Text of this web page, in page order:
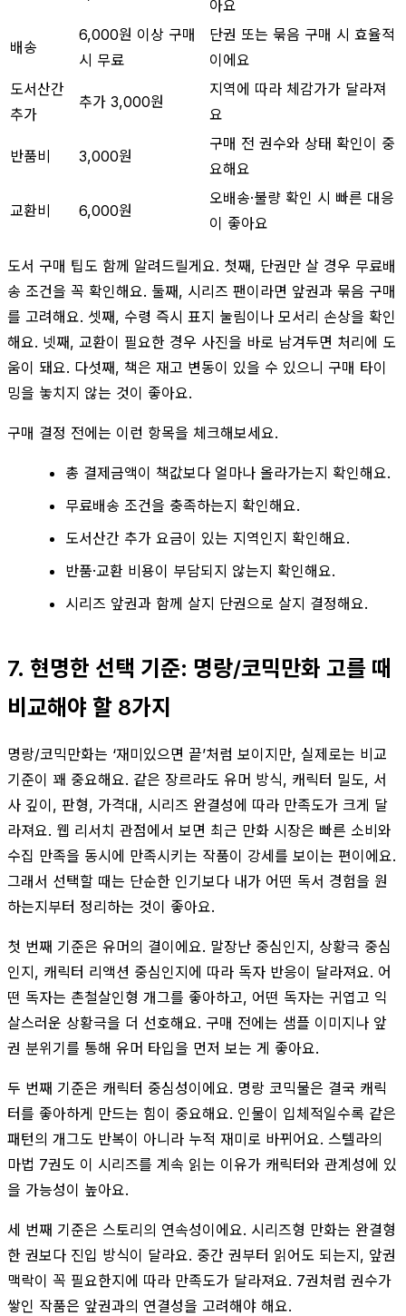
아요
배송
6,000원 이상 구매
시 무료
단권 또는 묶음 구매 시 효율적
이에요
도서산간
추가
추가 3,000원
지역에 따라 체감가가 달라져
요
반품비 3,000원
구매 전 권수와 상태 확인이 중
요해요
교환비 6,000원
오배송·불량 확인 시 빠른 대응
이 좋아요
도서 구매 팁도 함께 알려드릴게요. 첫째, 단권만 살 경우 무료배
송 조건을 꼭 확인해요. 둘째, 시리즈 팬이라면 앞권과 묶음 구매
를 고려해요. 셋째, 수령 즉시 표지 눌림이나 모서리 손상을 확인
해요. 넷째, 교환이 필요한 경우 사진을 바로 남겨두면 처리에 도
움이 돼요. 다섯째, 책은 재고 변동이 있을 수 있으니 구매 타이
밍을 놓치지 않는 것이 좋아요.
구매 결정 전에는 이런 항목을 체크해보세요.
총 결제금액이 책값보다 얼마나 올라가는지 확인해요.
무료배송 조건을 충족하는지 확인해요.
도서산간 추가 요금이 있는 지역인지 확인해요.
반품·교환 비용이 부담되지 않는지 확인해요.
시리즈 앞권과 함께 살지 단권으로 살지 결정해요.
7. 현명한 선택 기준: 명랑/코믹만화 고를 때
비교해야 할 8가지
명랑/코믹만화는 ‘재미있으면 끝’처럼 보이지만, 실제로는 비교
기준이 꽤 중요해요. 같은 장르라도 유머 방식, 캐릭터 밀도, 서
사 깊이, 판형, 가격대, 시리즈 완결성에 따라 만족도가 크게 달
라져요. 웹 리서치 관점에서 보면 최근 만화 시장은 빠른 소비와
수집 만족을 동시에 만족시키는 작품이 강세를 보이는 편이에요.
그래서 선택할 때는 단순한 인기보다 내가 어떤 독서 경험을 원
하는지부터 정리하는 것이 좋아요.
첫 번째 기준은 유머의 결이에요. 말장난 중심인지, 상황극 중심
인지, 캐릭터 리액션 중심인지에 따라 독자 반응이 달라져요. 어
떤 독자는 촌철살인형 개그를 좋아하고, 어떤 독자는 귀엽고 익
살스러운 상황극을 더 선호해요. 구매 전에는 샘플 이미지나 앞
권 분위기를 통해 유머 타입을 먼저 보는 게 좋아요.
두 번째 기준은 캐릭터 중심성이에요. 명랑 코믹물은 결국 캐릭
터를 좋아하게 만드는 힘이 중요해요. 인물이 입체적일수록 같은
패턴의 개그도 반복이 아니라 누적 재미로 바뀌어요. 스텔라의
마법 7권도 이 시리즈를 계속 읽는 이유가 캐릭터와 관계성에 있
을 가능성이 높아요.
세 번째 기준은 스토리의 연속성이에요. 시리즈형 만화는 완결형
한 권보다 진입 방식이 달라요. 중간 권부터 읽어도 되는지, 앞권
맥락이 꼭 필요한지에 따라 만족도가 달라져요. 7권처럼 권수가
쌓인 작품은 앞권과의 연결성을 고려해야 해요.